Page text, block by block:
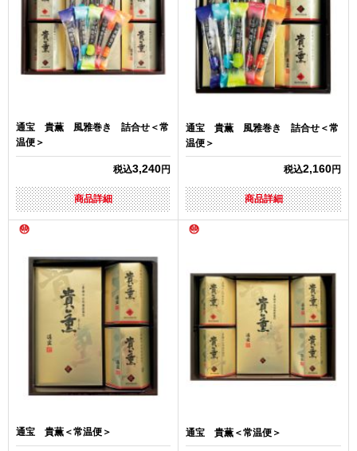
通宝 貴薫 風雅巻き 詰合せ＜常
温便＞
税込3,240円
商品詳細
通宝 貴薫 風雅巻き 詰合せ＜常
温便＞
税込2,160円
商品詳細
通宝 貴薫＜常温便＞ 通宝 貴薫＜常温便＞